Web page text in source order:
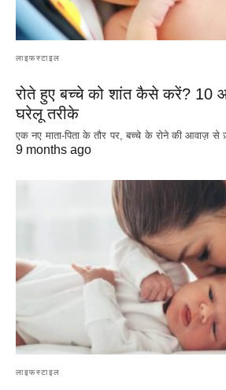
लाइफस्टाइल
रोते हुए बच्चे को शांत कैसे करें? 10
घरेलू तरीके
एक नए माता-पिता के तौर पर, बच्चे के रोने की आवाज़ से
9 months ago
लाइफस्टाइल